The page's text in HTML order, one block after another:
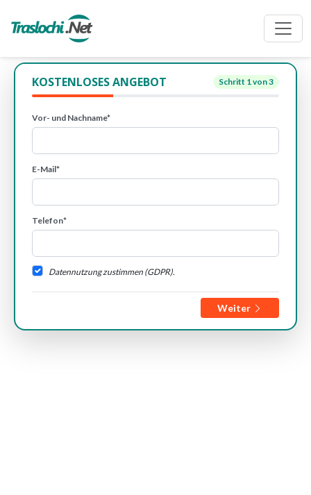
KOSTENLOSES ANGEBOT Schritt 1von 3
Vor- und Nachname*
E-Mail*
Telefon*
Datennutzung zustimmen (GDPR).
Weiter